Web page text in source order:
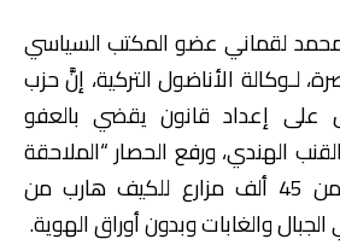
لقماني عضو المكتب السياسي
لـوكالة الأناضول التركية، إنَّ حزب
على إعداد قانون يقضي بالعفو
الهندي، ورفع الحصار “الملاحقة
القضائية” عن أكثر من 45 ألف مزارع للكيف هارب من
والغابات وبدون أوراق الهوية.